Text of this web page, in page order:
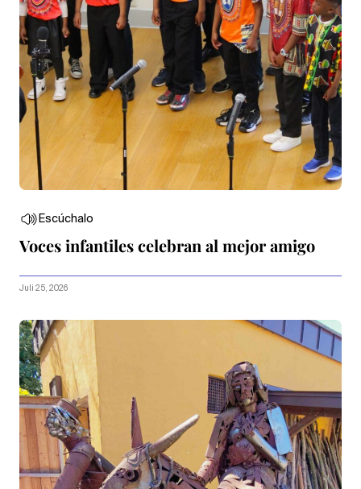
Escúchalo
Voces infantiles celebran al mejor amigo
Juli 25, 2026